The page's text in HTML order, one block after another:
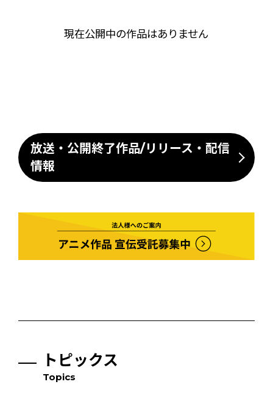
現在公開中の作品はありません
放送・公開終了作品/リリース・配信
情報
トピックス
Topics